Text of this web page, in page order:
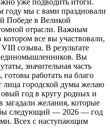
уже подводить итоги.
году мы с вами праздновали
Победе в Великой
отрасли. Важным
все вы участвовали,
созыва. В результате
единомышленников. Вы
значительная часть
готовы работать на благо
лица городской думы желаю
год в кругу родных и
желания, которые
следующий — 2026 — год
Всех с наступающим